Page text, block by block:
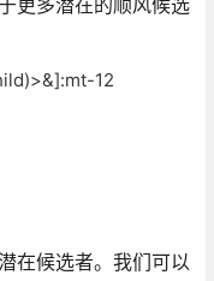
更多潜在的顺风候选
12
在候选者。我们可以